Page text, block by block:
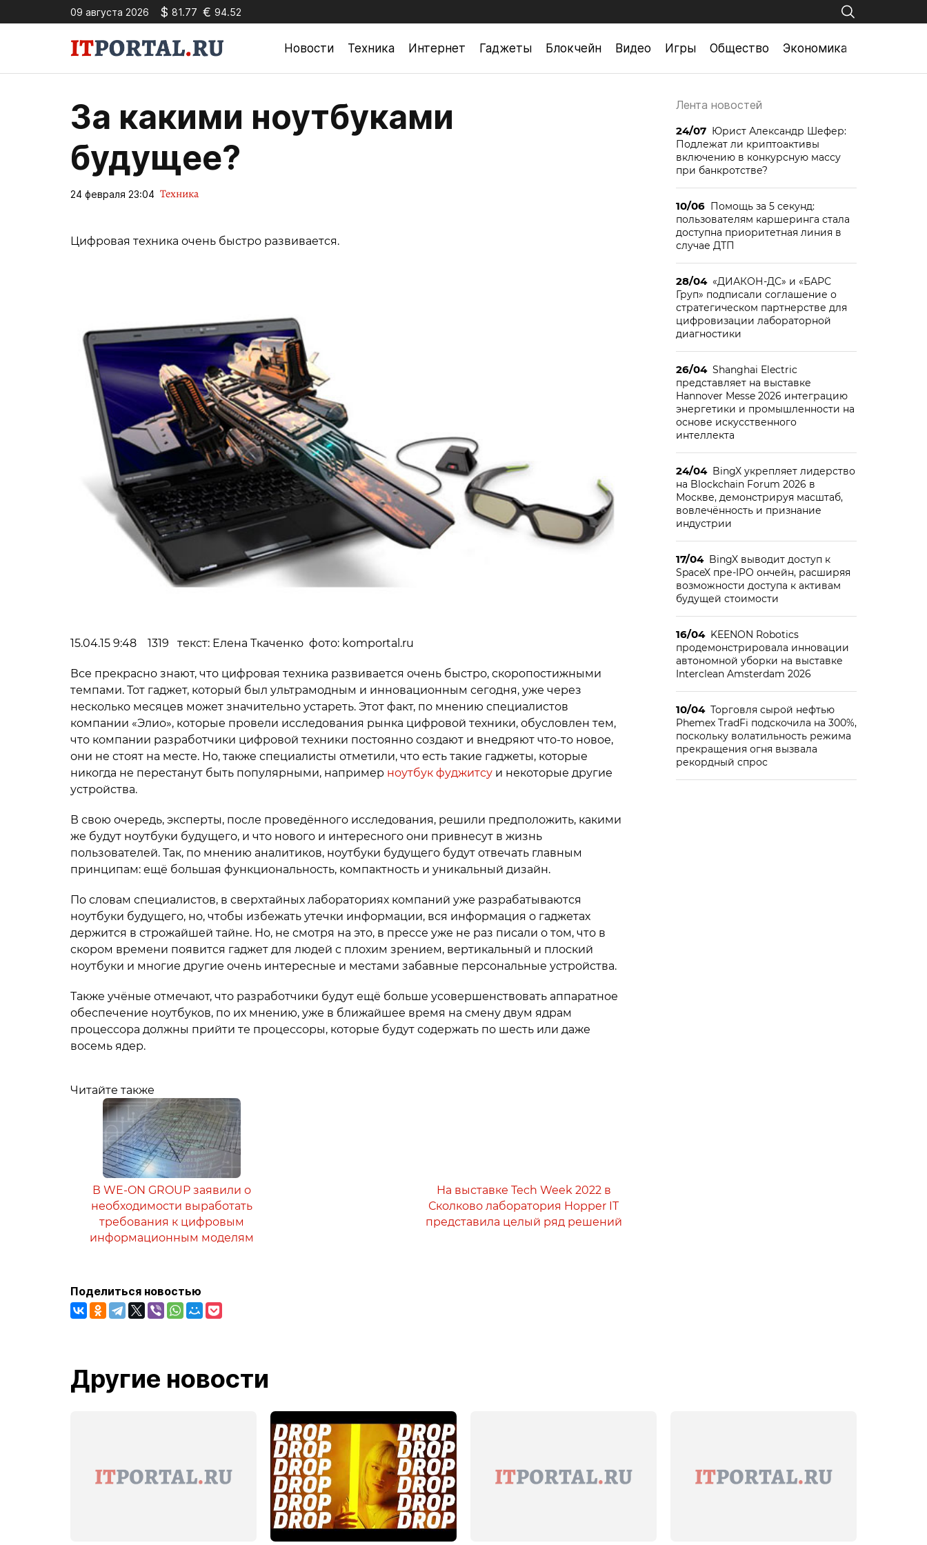
09 августа 2026 $ 81.77 € 94.52
Новости Техника Интернет Гаджеты Блокчейн Видео Игры Общество Экономика
За какими ноутбуками
будущее?
24 февраля 23:04 Техника
Цифровая техника очень быстро развивается.
15.04.15 9:48 1319 текст: Елена Ткаченко фото: komportal.ru
Все прекрасно знают, что цифровая техника развивается очень быстро, скоропостижными
темпами. Тот гаджет, который был ультрамодным и инновационным сегодня, уже через
несколько месяцев может значительно устареть. Этот факт, по мнению специалистов
компании «Элио», которые провели исследования рынка цифровой техники, обусловлен тем,
что компании разработчики цифровой техники постоянно создают и внедряют что-то новое,
они не стоят на месте. Но, также специалисты отметили, что есть такие гаджеты, которые
никогда не перестанут быть популярными, например ноутбук фуджитсу и некоторые другие
устройства.
В свою очередь, эксперты, после проведённого исследования, решили предположить, какими
же будут ноутбуки будущего, и что нового и интересного они привнесут в жизнь
пользователей. Так, по мнению аналитиков, ноутбуки будущего будут отвечать главным
принципам: ещё большая функциональность, компактность и уникальный дизайн.
По словам специалистов, в сверхтайных лабораториях компаний уже разрабатываются
ноутбуки будущего, но, чтобы избежать утечки информации, вся информация о гаджетах
держится в строжайшей тайне. Но, не смотря на это, в прессе уже не раз писали о том, что в
скором времени появится гаджет для людей с плохим зрением, вертикальный и плоский
ноутбуки и многие другие очень интересные и местами забавные персональные устройства.
Также учёные отмечают, что разработчики будут ещё больше усовершенствовать аппаратное
обеспечение ноутбуков, по их мнению, уже в ближайшее время на смену двум ядрам
процессора должны прийти те процессоры, которые будут содержать по шесть или даже
восемь ядер.
Читайте также
В WE-ON GROUP заявили о
необходимости выработать
требования к цифровым
информационным моделям
На выставке Tech Week 2022 в
Сколково лаборатория Hopper IT
представила целый ряд решений
Поделиться новостью
Лента новостей
24/07 Юрист Александр Шефер:
Подлежат ли криптоактивы
включению в конкурсную массу
при банкротстве?
10/06 Помощь за 5 секунд:
пользователям каршеринга стала
доступна приоритетная линия в
случае ДТП
28/04 «ДИАКОН-ДС» и «БАРС
Груп» подписали соглашение о
стратегическом партнерстве для
цифровизации лабораторной
диагностики
26/04 Shanghai Electric
представляет на выставке
Hannover Messe 2026 интеграцию
энергетики и промышленности на
основе искусственного
интеллекта
24/04 BingX укрепляет лидерство
на Blockchain Forum 2026 в
Москве, демонстрируя масштаб,
вовлечённость и признание
индустрии
17/04 BingX выводит доступ к
SpaceX пре-IPO ончейн, расширяя
возможности доступа к активам
будущей стоимости
16/04 KEENON Robotics
продемонстрировала инновации
автономной уборки на выставке
Interclean Amsterdam 2026
10/04 Торговля сырой нефтью
Phemex TradFi подскочила на 300%,
поскольку волатильность режима
прекращения огня вызвала
рекордный спрос
Другие новости